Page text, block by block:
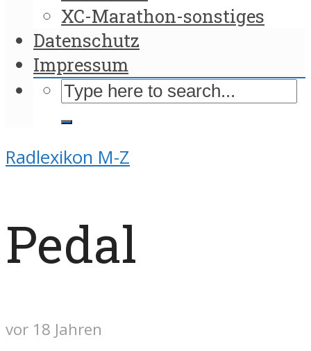
XC-Marathon-sonstiges
Datenschutz
Impressum
Radlexikon M-Z
Pedal
vor 18 Jahren